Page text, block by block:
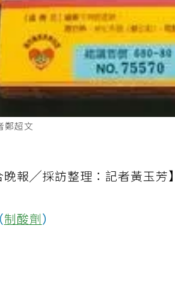
鄭超文
晚報╱採訪整理：記者黃玉芳】
（制酸劑）